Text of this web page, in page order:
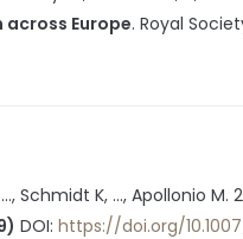
Europe. Royal
Schmidt K, ..., Apollonio M.
DOI: https://doi.org/